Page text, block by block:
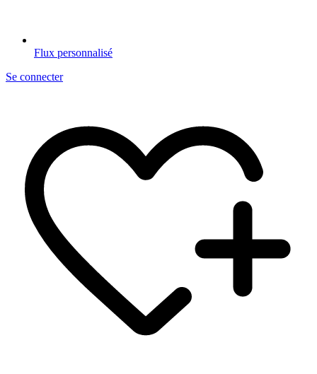
Flux personnalisé
Se connecter